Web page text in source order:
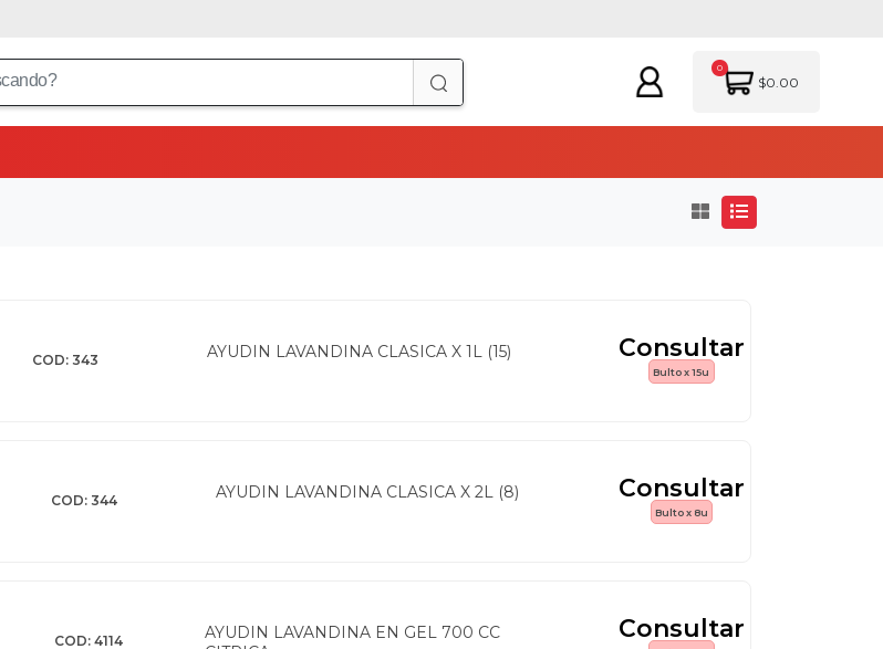
0
$0.00
COD: 343 AYUDIN LAVANDINA CLASICA X 1L (15) Consultar
Bulto x 15u
COD: 344 AYUDIN LAVANDINA CLASICA X 2L (8) Consultar
Bulto x 8u
COD: 4114
AYUDIN LAVANDINA EN GEL 700 CC
Consultar